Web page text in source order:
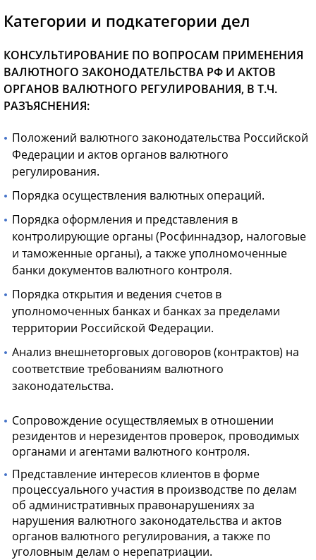
Категории и подкатегории дел
КОНСУЛЬТИРОВАНИЕ ПО ВОПРОСАМ ПРИМЕНЕНИЯ
ВАЛЮТНОГО ЗАКОНОДАТЕЛЬСТВА РФ И АКТОВ
ОРГАНОВ ВАЛЮТНОГО РЕГУЛИРОВАНИЯ, В Т.Ч.
РАЗЪЯСНЕНИЯ:
Положений валютного законодательства Российской
Федерации и актов органов валютного
регулирования.
Порядка осуществления валютных операций.
Порядка оформления и представления в
контролирующие органы (Росфиннадзор, налоговые
и таможенные органы), а также уполномоченные
банки документов валютного контроля.
Порядка открытия и ведения счетов в
уполномоченных банках и банках за пределами
территории Российской Федерации.
Анализ внешнеторговых договоров (контрактов) на
соответствие требованиям валютного
законодательства.
Сопровождение осуществляемых в отношении
резидентов и нерезидентов проверок, проводимых
органами и агентами валютного контроля.
Представление интересов клиентов в форме
процессуального участия в производстве по делам
об административных правонарушениях за
нарушения валютного законодательства и актов
органов валютного регулирования, а также по
уголовным делам о нерепатриации.